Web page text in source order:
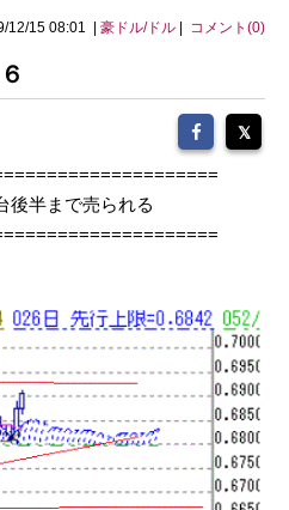
12/15 08:01 | 豪ドル/ドル コメント(0)
後半まで売られる